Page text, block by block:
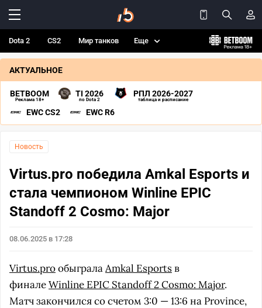
Dota 2 CS2 Мир танков Еще
АКТУАЛЬНОЕ
BETBOOM
Реклама 18+
TI 2026
по Dota 2
РПЛ 2026-2027
таблица и расписание
EWC CS2 EWC R6
Новость
Virtus.pro победила Amkal Esports и
стала чемпионом Winline EPIC
Standoff 2 Cosmo: Major
08.06.2025 в 17:28
Virtus.proобыгралаAmkal Esportsв
финалеWinline EPIC Standoff 2 Cosmo: Major.
Матч закончился со счетом 3:0 — 13:6 на Province,